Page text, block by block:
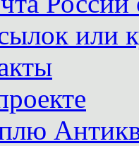
или